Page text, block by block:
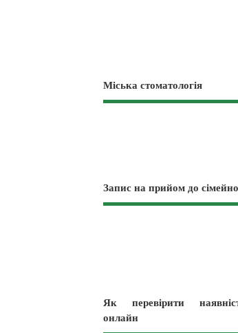
Міська стоматологія
Запис на прийом до
Як перевірити
онлайн